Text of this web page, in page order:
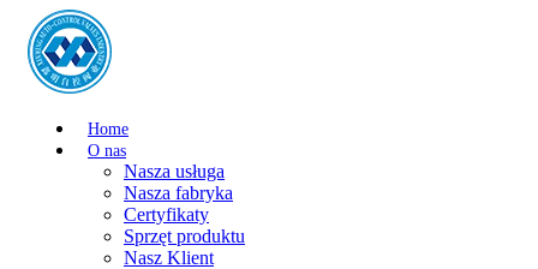
Home
O nas
Nasza usługa
Nasza fabryka
Certyfikaty
Sprzęt produktu
Nasz Klient